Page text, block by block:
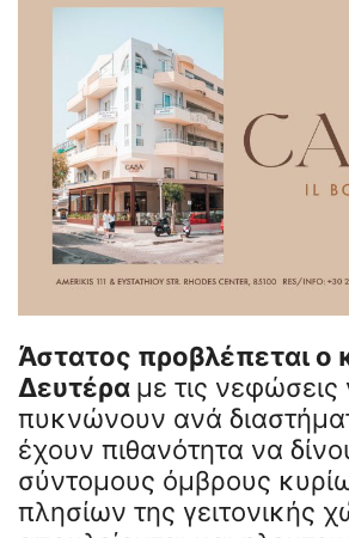
Άστατος προβλέπεται ο
Δευτέρα με τις νεφώσεις
πυκνώνουν ανά
έχουν πιθανότητα να
σύντομους όμβρους
πλησίων της γειτονικής